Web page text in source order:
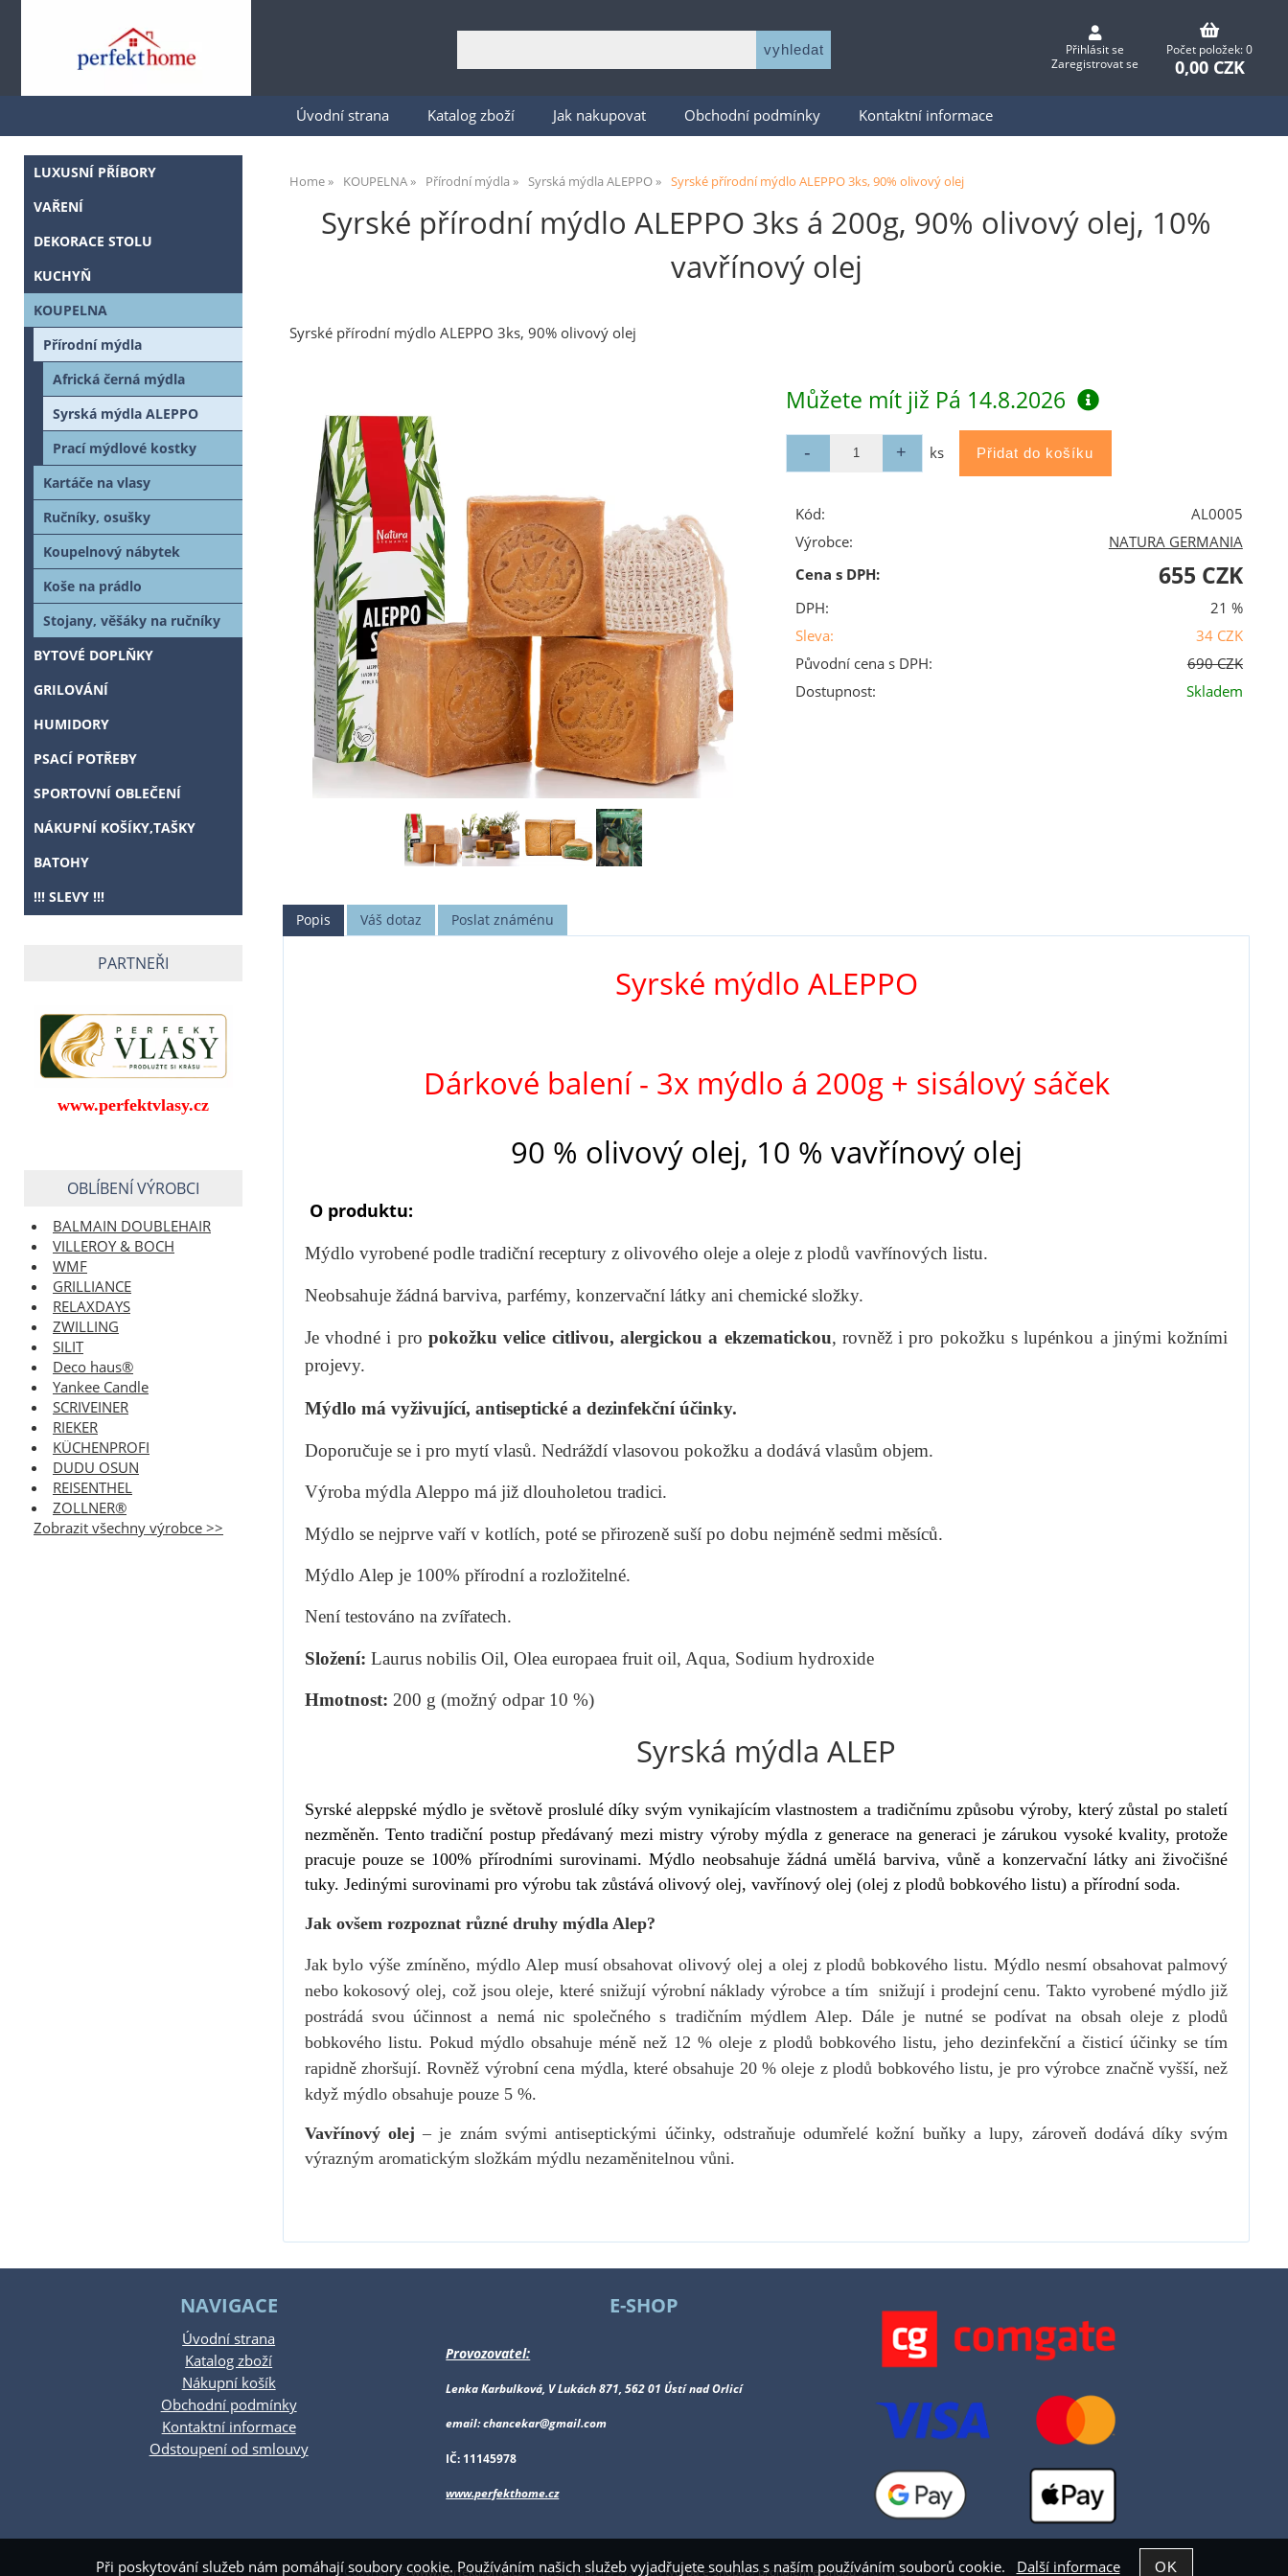
Přihlásit se
Zaregistrovat se
Počet položek: 0
0,00 CZK
Úvodní strana Katalog zboží Jak nakupovat Obchodní podmínky Kontaktní informace
Home KOUPELNA Přírodní mýdla Syrská mýdla ALEPPO Syrské přírodní mýdlo ALEPPO 3ks, 90% olivový olej
Syrské přírodní mýdlo ALEPPO 3ks á 200g, 90% olivový olej, 10%
vavřínový olej
Syrské přírodní mýdlo ALEPPO 3ks, 90% olivový olej
Můžete mít již Pá 14.8.2026
ks
Kód:
AL0005
Výrobce:
NATURA GERMANIA
Cena s DPH:
655 CZK
DPH:
21 %
Sleva:
34 CZK
Původní cena s DPH:
690 CZK
Dostupnost:
Skladem
Popis Váš dotaz Poslat známénu
Syrské mýdlo ALEPPO
Dárkové balení - 3x mýdlo á 200g + sisálový sáček
90 % olivový olej, 10 % vavřínový olej
O produktu:
Mýdlo vyrobené podle tradiční receptury z olivového oleje a oleje z plodů vavřínových listu.
Neobsahuje žádná barviva, parfémy, konzervační látky ani chemické složky.
Je vhodné i pro pokožku velice citlivou, alergickou a ekzematickou, rovněž i pro pokožku s lupénkou a jinými kožními
projevy.
Mýdlo má vyživující, antiseptické a dezinfekční účinky.
Doporučuje se i pro mytí vlasů. Nedráždí vlasovou pokožku a dodává vlasům objem.
Výroba mýdla Aleppo má již dlouholetou tradici.
Mýdlo se nejprve vaří v kotlích, poté se přirozeně suší po dobu nejméně sedmi měsíců.
Mýdlo Alep je 100% přírodní a rozložitelné.
Není testováno na zvířatech.
Složení: Laurus nobilis Oil, Olea europaea fruit oil, Aqua, Sodium hydroxide
Hmotnost: 200 g (možný odpar 10 %)
Syrská mýdla ALEP
Syrské aleppské mýdlo je světově proslulé díky svým vynikajícím vlastnostem a tradičnímu způsobu výroby, který zůstal po staletí
nezměněn. Tento tradiční postup předávaný mezi mistry výroby mýdla z generace na generaci je zárukou vysoké kvality, protože
pracuje pouze se 100% přírodními surovinami. Mýdlo neobsahuje žádná umělá barviva, vůně a konzervační látky ani živočišné
tuky. Jedinými surovinami pro výrobu tak zůstává olivový olej, vavřínový olej (olej z plodů bobkového listu) a přírodní soda.
Jak ovšem rozpoznat různé druhy mýdla Alep?
Jak bylo výše zmíněno, mýdlo Alep musí obsahovat olivový olej a olej z plodů bobkového listu. Mýdlo nesmí obsahovat palmový
nebo kokosový olej, což jsou oleje, které snižují výrobní náklady výrobce a tím snižují i prodejní cenu. Takto vyrobené mýdlo již
postrádá svou účinnost a nemá nic společného s tradičním mýdlem Alep. Dále je nutné se podívat na obsah oleje z plodů
bobkového listu. Pokud mýdlo obsahuje méně než 12 % oleje z plodů bobkového listu, jeho dezinfekční a čisticí účinky se tím
rapidně zhoršují. Rovněž výrobní cena mýdla, které obsahuje 20 % oleje z plodů bobkového listu, je pro výrobce značněvyšší, než
když mýdlo obsahuje pouze 5 %.
Vavřínový olej – je znám svými antiseptickými účinky, odstraňuje odumřelé kožní buňky a lupy, zároveň dodává díky svým
výrazným aromatickým složkám mýdlu nezaměnitelnou vůni.
LUXUSNÍ PŘÍBORY
VAŘENÍ
DEKORACE STOLU
KUCHYŇ
KOUPELNA
Přírodní mýdla
Africká černá mýdla
Syrská mýdla ALEPPO
Prací mýdlové kostky
Kartáče na vlasy
Ručníky, osušky
Koupelnový nábytek
Koše na prádlo
Stojany, věšáky na ručníky
BYTOVÉ DOPLŇKY
GRILOVÁNÍ
HUMIDORY
PSACÍ POTŘEBY
SPORTOVNÍ OBLEČENÍ
NÁKUPNÍ KOŠÍKY,TAŠKY
BATOHY
!!! SLEVY !!!
PARTNEŘI
www.perfektvlasy.cz
OBLÍBENÍ VÝROBCI
BALMAIN DOUBLEHAIR
VILLEROY & BOCH
WMF
GRILLIANCE
RELAXDAYS
ZWILLING
SILIT
Deco haus®
Yankee Candle
SCRIVEINER
RIEKER
KÜCHENPROFI
DUDU OSUN
REISENTHEL
ZOLLNER®
Zobrazit všechny výrobce >>
NAVIGACE
Úvodní strana
Katalog zboží
Nákupní košík
Obchodní podmínky
Kontaktní informace
Odstoupení od smlouvy
E-SHOP
Provozovatel:
Lenka Karbulková, V Lukách 871, 562 01 Ústí nad Orlicí
email: chancekar@gmail.com
IČ: 11145978
www.perfekthome.cz
Copyright ©www.perfekthome.cz,provozováno na systémutvorba e-shopuapronájem e-shopuShop5.cz
Při poskytování služeb nám pomáhají soubory cookie. Používáním našich služeb vyjadřujete souhlas s naším používáním souborů cookie. Další informace